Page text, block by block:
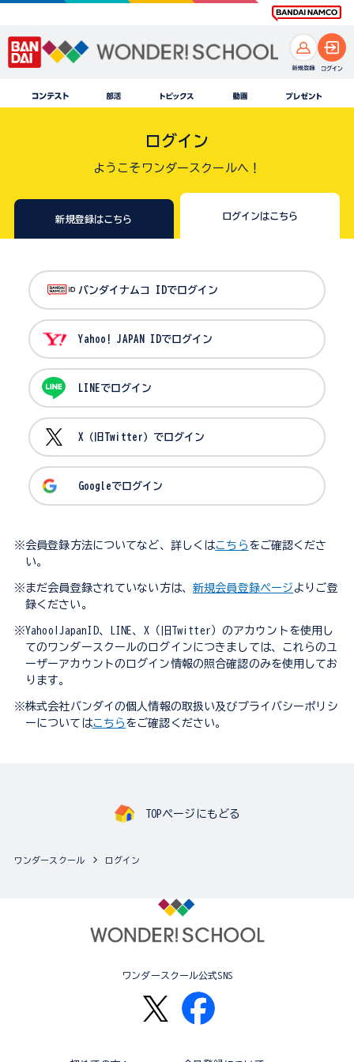
ログイン
ようこそワンダースクールへ！
新規登録はこちら ログインはこちら
バンダイナムコ IDでログイン
Yahoo! JAPAN IDでログイン
LINEでログイン
X（旧Twitter）でログイン
Googleでログイン
※会員登録方法についてなど、詳しくはこちら をご確認くださ
い。
※まだ会員登録されていない方は、 新規会員登録ページ よりご登
録ください。
※Yahoo!JapanID、LINE、X（旧Twitter）のアカウントを使用し
てのワンダースクールのログインにつきましては、これらのユ
ーザーアカウントのログイン情報の照合確認のみを使用してお
ります。
※株式会社バンダイの個人情報の取扱い及びプライバシーポリシ
ーについてはこちら をご確認ください。
TOPページにもどる
ワンダースクール ログイン
ワンダースクール公式SNS